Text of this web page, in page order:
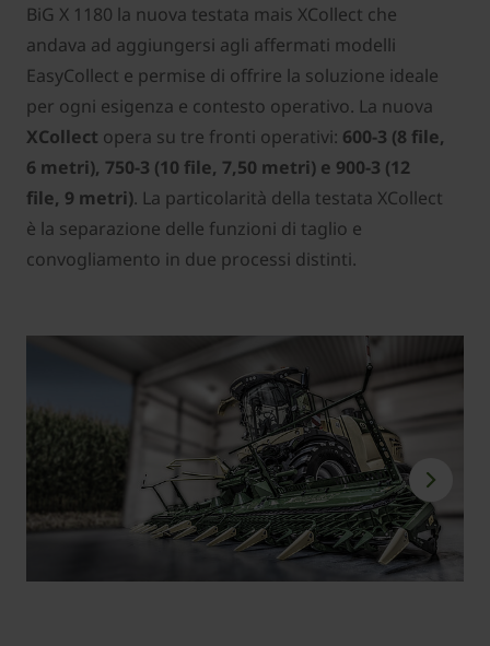
BiG X 1180 la nuova testata mais XCollect che
andava ad aggiungersi agli affermati modelli
EasyCollect e permise di offrire la soluzione ideale
per ogni esigenza e contesto operativo. La nuova
XCollect opera su tre fronti operativi: 600-3 (8 file,
6 metri), 750-3 (10 file, 7,50 metri) e 900-3 (12
file, 9 metri). La particolarità della testata XCollect
è la separazione delle funzioni di taglio e
convogliamento in due processi distinti.